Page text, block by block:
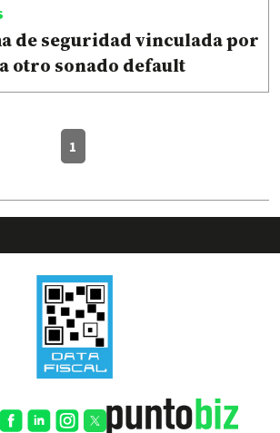
de seguridad vinculada por
otro sonado default
1